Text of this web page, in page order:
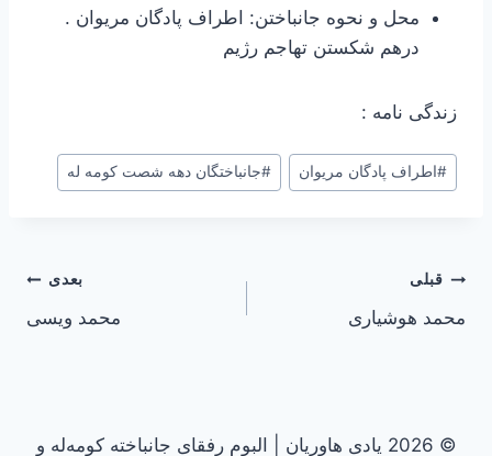
محل و نحوه جانباختن: اطراف پادگان مریوان .
درهم شکستن تهاجم رژیم
زندگی نامه :
#اطراف پادگان مریوان #جانباختگان دهه شصت کومه له
راهبری
نوشته
قبلی
محمد هوشیاری
بعدی
محمد ويسی
© 2026 یادی هاوریان | البوم رفقای جانباخته کومه‌له و